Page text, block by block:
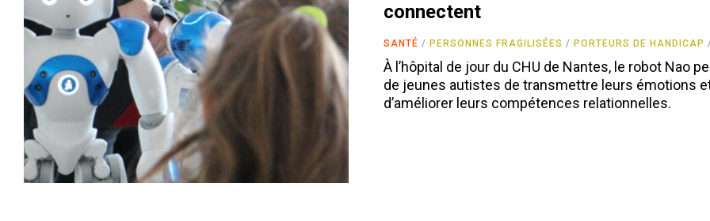
connectent
SANTÉ PERSONNES FRAGILISÉES PORTEURS DE HANDICAP
À l’hôpital de jour du CHU de Nantes, le robot Nao
de jeunes autistes de transmettre leurs émotions
d’améliorer leurs compétences relationnelles.